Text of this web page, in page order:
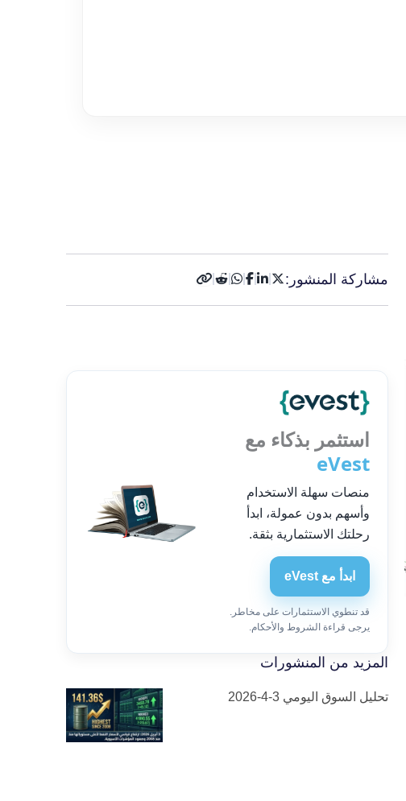
مشاركة المنشور:
استثمر بذكاء مع
eVest
منصات سهلة الاستخدام
وأسهم بدون عمولة، ابدأ
رحلتك الاستثمارية بثقة.
ابدأ مع eVest
قد تنطوي الاستثمارات على مخاطر.
يرجى قراءة الشروط والأحكام.
المزيد من المنشورات
تحليل السوق اليومي 3-4-2026